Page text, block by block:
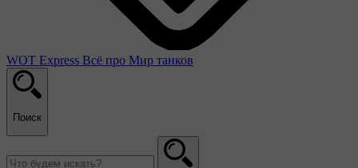
WOT Express Всё про Мир танков
Поиск